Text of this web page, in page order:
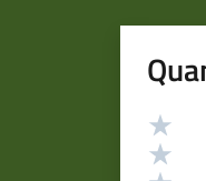
Valutazione